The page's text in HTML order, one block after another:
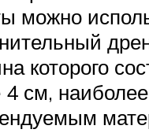
можно
которого
4 см, наиболее